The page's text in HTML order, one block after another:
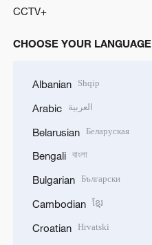
CCTV+
CHOOSE YOUR LANGUAGE
Albanian Shqip
Arabic العربية
Belarusian Беларуская
Bengali বাংলা
Bulgarian Български
Cambodian ខ្មែរ
Croatian Hrvatski